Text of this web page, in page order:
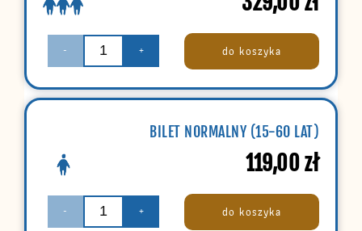
- + do koszyka
BILET NORMALNY (15-60 LAT)
119,00zł
- + do koszyka